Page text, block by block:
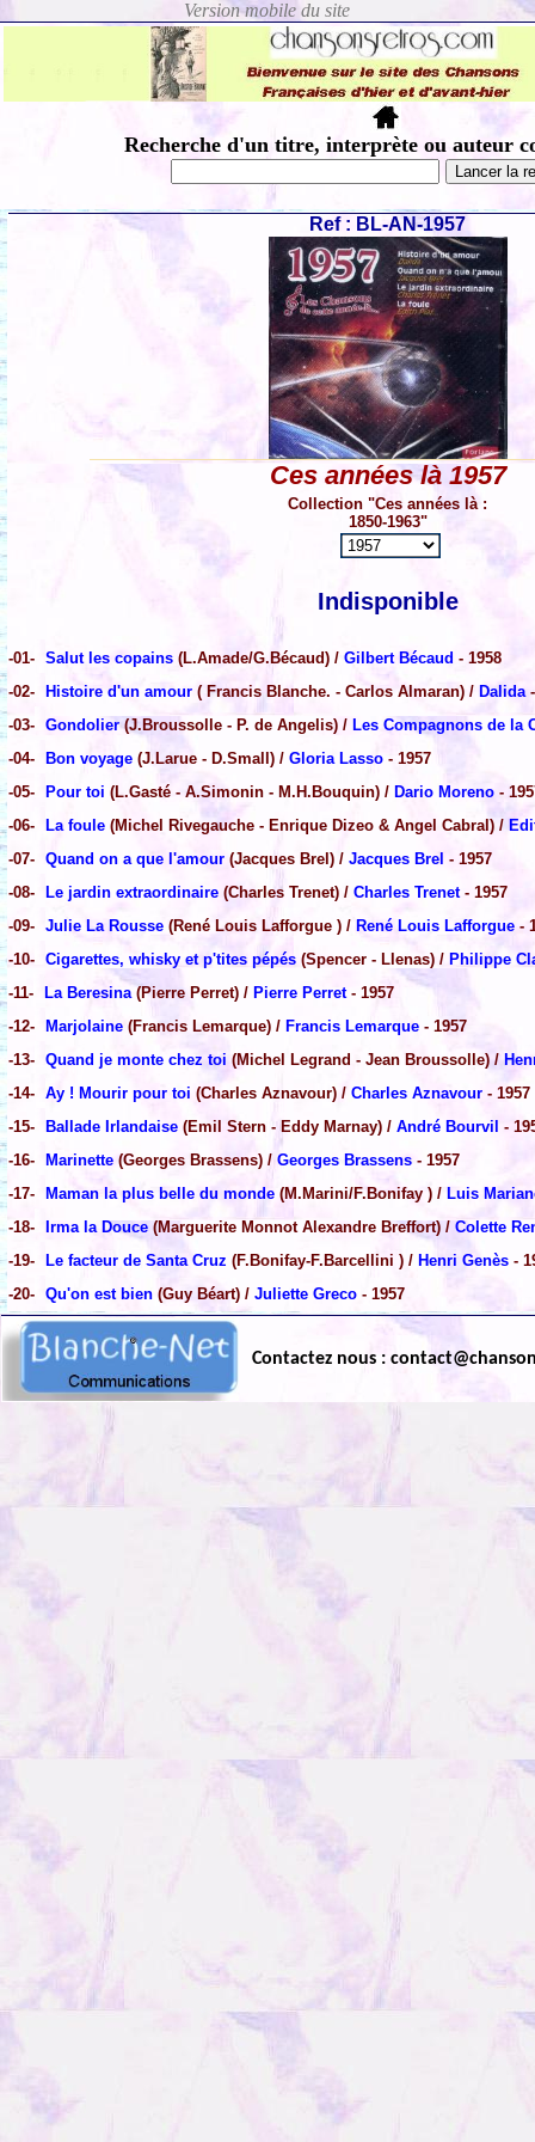
Recherche d'un titre, interprète ou auteur
Ref : BL-AN-1957
Ces années là 1957
Collection "Ces années là :
1850-1963"
Indisponible
-01- Salut les copains (L.Amade/G.Bécaud) / Gilbert Bécaud - 1958
-02-
Histoire d'un amour ( Francis Blanche. - Carlos Almaran) / Dalida-
-03- Gondolier(J.Broussolle - P. de Angelis) / Les Compagnons de la
-04-
Bon voyage (J.Larue - D.Small) / Gloria Lasso - 1957
-05-
Pour toi (L.Gasté - A.Simonin - M.H.Bouquin) / Dario Moreno -
-06-
La foule (Michel Rivegauche - Enrique Dizeo & Angel Cabral) /
-07- Quand on a que l'amour (Jacques Brel) / Jacques Brel - 1957
-08-
Le jardin extraordinaire (Charles Trenet) / Charles Trenet- 1957
-09- Julie La Rousse (René Louis Lafforgue ) / René Louis Lafforgue -
-10- Cigarettes, whisky et p'tites pépés (Spencer - Llenas) / Philippe
-11-
La Beresina(Pierre Perret) / Pierre Perret- 1957
-12-
Marjolaine (Francis Lemarque) / Francis Lemarque - 1957
-13- Quand je monte chez toi (Michel Legrand - Jean Broussolle) /
-14- Ay ! Mourir pour toi (Charles Aznavour) / Charles Aznavour - 1957
-15-
Ballade Irlandaise (Emil Stern - Eddy Marnay) / André Bourvil -
-16-
Marinette (Georges Brassens) / Georges Brassens - 1957
-17-
Maman la plus belle du monde (M.Marini/F.Bonifay ) / Luis
-18-
Irma la Douce (Marguerite Monnot Alexandre Breffort) / Colette
-19-
Le facteur de Santa Cruz (F.Bonifay-F.Barcellini ) / Henri Genès -
-20- Qu'on est bien (Guy Béart) / Juliette Greco - 1957
Contactez nous :